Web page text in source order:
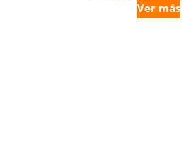
Ver más